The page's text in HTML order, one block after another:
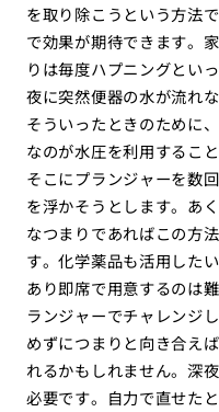
を取り除こうという方法
で効果が期待できます。
りは毎度ハプニングとい
夜に突然便器の水が流れ
そういったときのために
なのが水圧を利用するこ
そこにプランジャーを数
を浮かそうとします。あ
なつまりであればこの方
す。化学薬品も活用した
あり即席で用意するのは
ランジャーでチャレンジ
めずにつまりと向き合え
れるかもしれません。深
必要です。自力で直せた